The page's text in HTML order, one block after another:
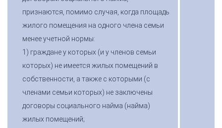
признаются, помимо случая, когда площадь
жилого помещения на одного члена семьи
менее учетной нормы:
1) граждане у которых (и у членов семьи
которых) не имеется жилых помещений в
собственности, а также с которыми (с
членами семьи которых) не заключены
договоры социального найма (найма)
жилых помещений;